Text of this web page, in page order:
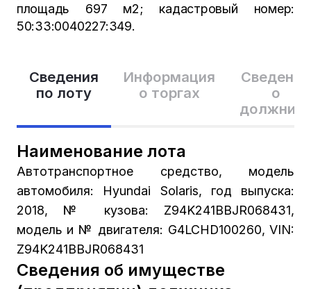
Сведения
по лоту
Информация
о торгах
Сведения
о
Наименование лота
Автотранспортное средство, модель
автомобиля: Hyundai Solaris, год выпуска:
2018, № кузова: Z94K241BBJR068431,
модель и № двигателя: G4LCHD100260, VIN:
Z94K241BBJR068431
Сведения об имуществе
площадь 697 м2; кадастровый номер:
50:33:0040227:349.